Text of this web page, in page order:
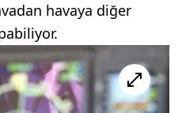
havaya diğer